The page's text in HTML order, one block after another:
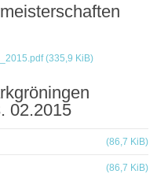
(335,9 KiB)
02.2015
(86,7 KiB)
(86,7 KiB)